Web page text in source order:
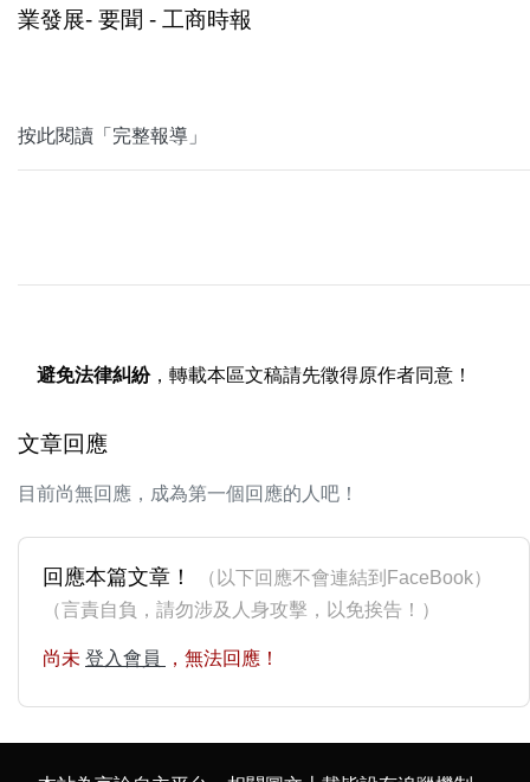
業發展- 要聞 - 工商時報
按此閱讀「完整報導」
避免法律糾紛，轉載本區文稿請先徵得原作者同意！
文章回應
目前尚無回應，成為第一個回應的人吧！
回應本篇文章！
（以下回應不會連結到FaceBook）
（言責自負，請勿涉及人身攻擊，以免挨告！）
尚未 登入會員 ，無法回應！